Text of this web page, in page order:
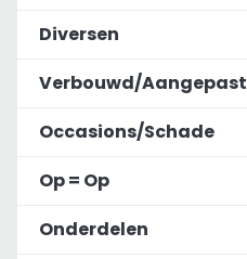
Diversen
Verbouwd/Aangepast
Occasions/Schade
Op = Op
Onderdelen